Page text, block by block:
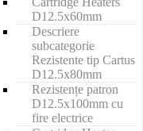
D12.5x60mm
Descriere
subcategorie
Rezistente tip Cartus
D12.5x80mm
Rezistențe patron
D12.5x100mm cu
fire electrice